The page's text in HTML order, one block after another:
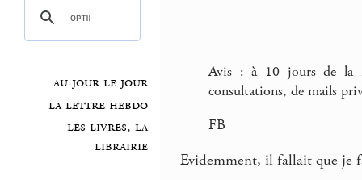
au jour le jour
la lettre hebdo
les livres, la
librairie
Avis : à 10 jours de la
consultations, de mails
FB
Evidemment, il fallait que je